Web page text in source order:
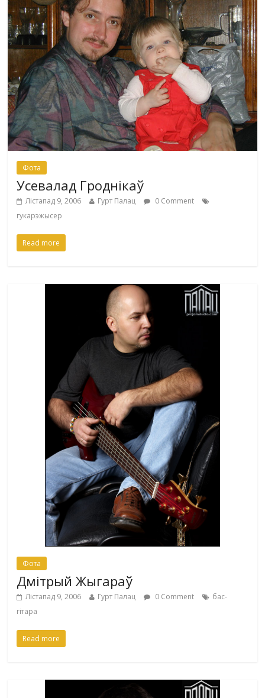
Фота
Усевалад Гроднікаў
Лістапад 9, 2006 Гурт Палац
0 Comment
гукарэжысер
Read more
Фота
Дмітрый Жыгараў
Лістапад 9, 2006 Гурт Палац 0 Comment
бас-
гітара
Read more